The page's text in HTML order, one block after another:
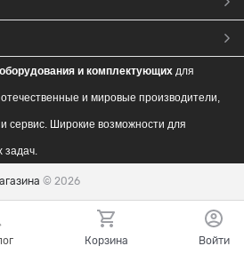
удования и комплектующих для
и мировые производители,
сервис. Широкие возможности для
задач.
© 2026
Корзина Войти